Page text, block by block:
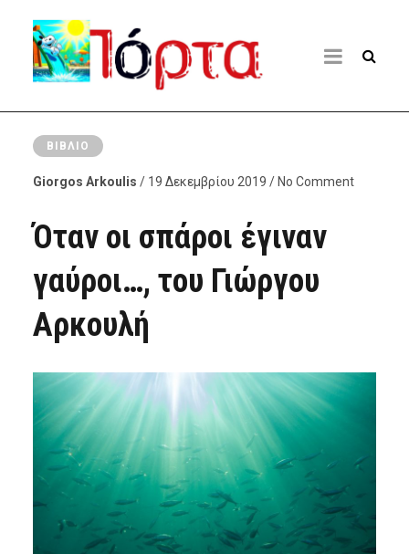
ΒΙΒΛΊΟ
Giorgos Arkoulis / 19 Δεκεμβρίου 2019 / No Comment
Όταν οι σπάροι έγιναν
γαύροι…, του Γιώργου
Αρκουλή